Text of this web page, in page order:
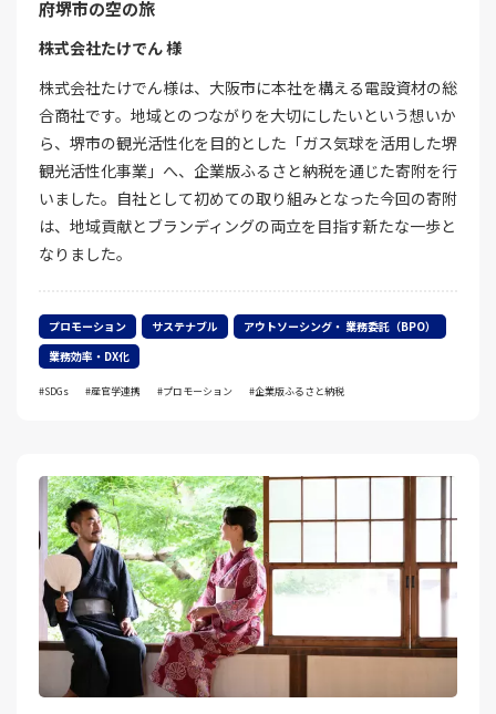
府堺市の空の旅
株式会社たけでん 様
株式会社たけでん様は、大阪市に本社を構える電設資材の総
合商社です。地域とのつながりを大切にしたいという想いか
ら、堺市の観光活性化を目的とした「ガス気球を活用した堺
観光活性化事業」へ、企業版ふるさと納税を通じた寄附を行
いました。自社として初めての取り組みとなった今回の寄附
は、地域貢献とブランディングの両立を目指す新たな一歩と
なりました。
プロモーション サステナブル
アウトソーシング・ 業務委託（BPO）
業務効率・DX化
SDGs 産官学連携 プロモーション 企業版ふるさと納税